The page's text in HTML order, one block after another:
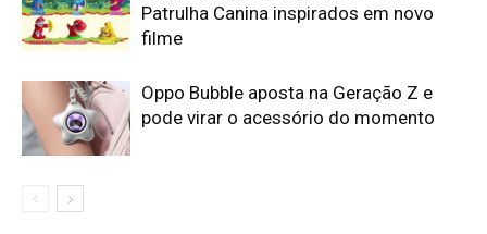
Patrulha Canina inspirados em novo
filme
Oppo Bubble aposta na Geração Z e
pode virar o acessório do momento